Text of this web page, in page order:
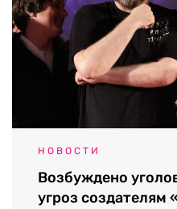
НОВОСТИ
Возбуждено
угроз создателям